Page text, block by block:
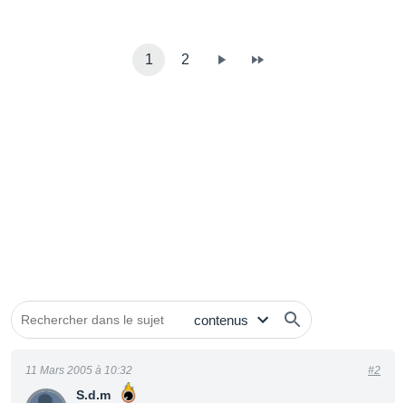
1 2
S.d.m
11 Mars 2005 à 10:32 #2